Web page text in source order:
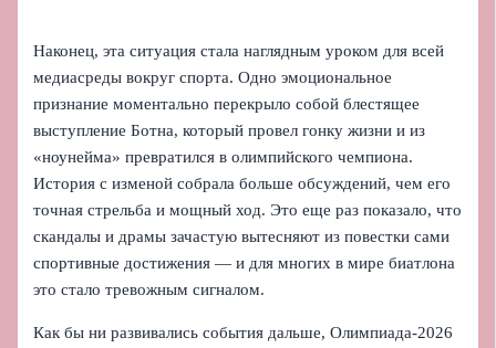
Наконец, эта ситуация стала наглядным уроком для всей
медиасреды вокруг спорта. Одно эмоциональное
признание моментально перекрыло собой блестящее
выступление Ботна, который провел гонку жизни и из
«ноунейма» превратился в олимпийского чемпиона.
История с изменой собрала больше обсуждений, чем его
точная стрельба и мощный ход. Это еще раз показало, что
скандалы и драмы зачастую вытесняют из повестки сами
спортивные достижения — и для многих в мире биатлона
это стало тревожным сигналом.
Как бы ни развивались события дальше, Олимпиада-2026